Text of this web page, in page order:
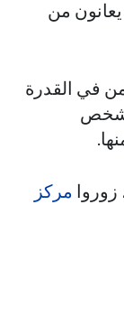
من
في القدرة
مركز